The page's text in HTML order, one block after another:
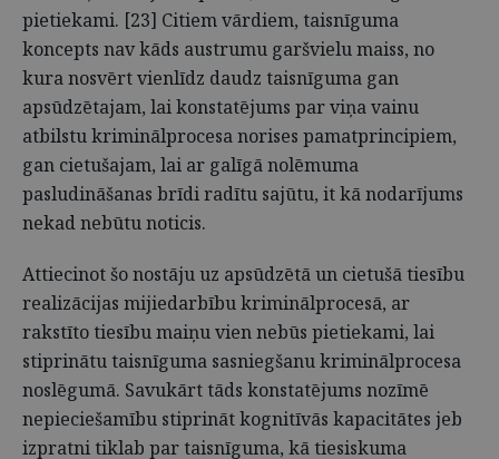
pietiekami. [23] Citiem vārdiem, taisnīguma
koncepts nav kāds austrumu garšvielu maiss, no
kura nosvērt vienlīdz daudz taisnīguma gan
apsūdzētajam, lai konstatējums par viņa vainu
atbilstu kriminālprocesa norises pamatprincipiem,
gan cietušajam, lai ar galīgā nolēmuma
pasludināšanas brīdi radītu sajūtu, it kā nodarījums
nekad nebūtu noticis.
Attiecinot šo nostāju uz apsūdzētā un cietušā tiesību
realizācijas mijiedarbību kriminālprocesā, ar
rakstīto tiesību maiņu vien nebūs pietiekami, lai
stiprinātu taisnīguma sasniegšanu kriminālprocesa
noslēgumā. Savukārt tāds konstatējums nozīmē
nepieciešamību stiprināt kognitīvās kapacitātes jeb
izpratni tiklab par taisnīguma, kā tiesiskuma